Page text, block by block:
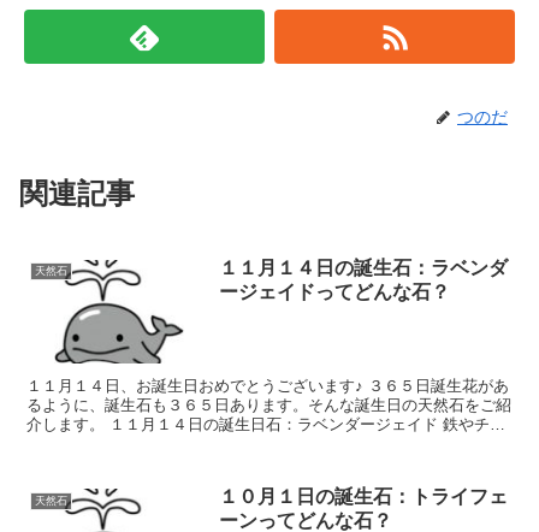
つのだ
関連記事
天然石
１１月１４日の誕生石：ラベンダ
ージェイドってどんな石？
１１月１４日、お誕生日おめでとうございます♪ ３６５日誕生花があ
るように、誕生石も３６５日あります。そんな誕生日の天然石をご紹
介します。 １１月１４日の誕生日石：ラベンダージェイド 鉄やチタ
天然石
１０月１日の誕生石：トライフェ
ーンってどんな石？